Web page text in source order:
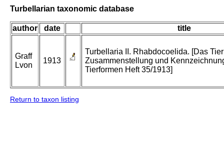
Turbellarian taxonomic database
author date title
Graff
Lvon
1913
Turbellaria II. Rhabdocoelida. [Das
Zusammenstellung und
Tierformen Heft 35/1913]
Return to taxon listing